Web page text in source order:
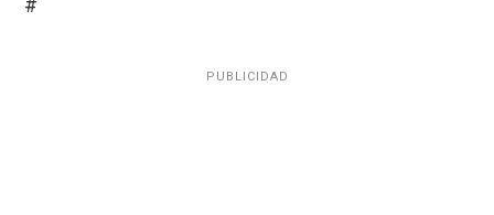
#
PUBLICIDAD